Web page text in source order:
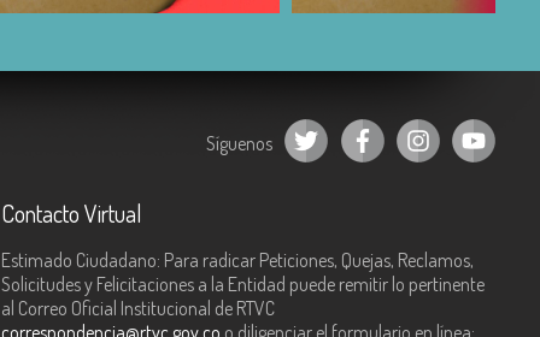
Síguenos
Contacto Virtual
Estimado Ciudadano: Para radicar Peticiones, Quejas, Reclamos,
Solicitudes y Felicitaciones a la Entidad puede remitir lo pertinente
al Correo Oficial Institucional de RTVC
correspondencia@rtvc.gov.co o diligenciar el formulario en línea: